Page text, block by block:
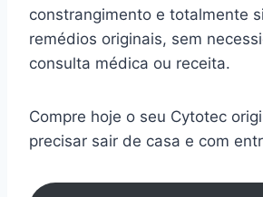
constrangimento e totalmente
remédios originais, sem
consulta médica ou receita.
Compre hoje o seu Cytotec
precisar sair de casa e com